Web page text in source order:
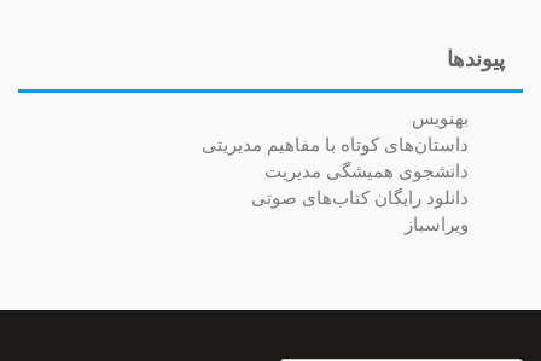
پیوندها
بهنویس
داستان‌های کوتاه با مفاهیم مدیریتی
دانشجوی همیشگی مدیریت
دانلود رایگان کتاب‌های صوتی
ویراسباز